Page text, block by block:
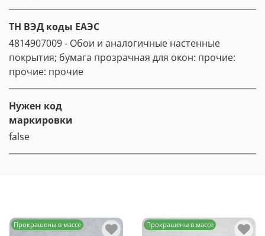
ТН ВЭД коды ЕАЭС
4814907009 - Обои и аналогичные настенные
покрытия; бумага прозрачная для окон: прочие:
прочие: прочие
Нужен код
маркировки
false
Прокрашены в массе Прокрашены в массе